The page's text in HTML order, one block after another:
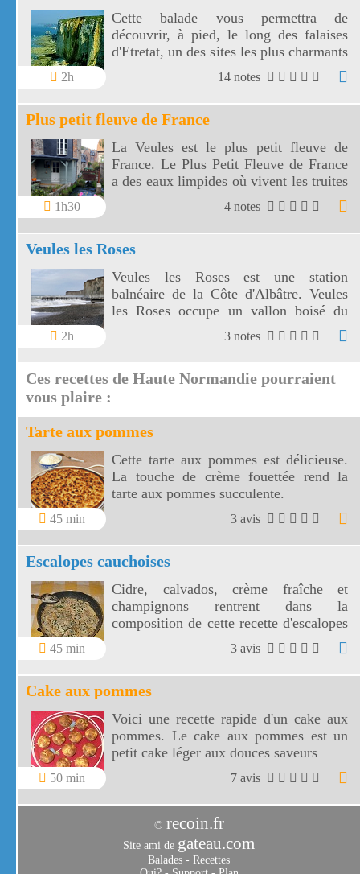
2h
Cette balade vous permettra de
découvrir, à pied, le long des falaises
d'Etretat, un des sites les plus charmants
de France. Suivez bien les chemins pour
respecter ce lieu car les falaises d'Etretat
sont très fréquentées.
14 notes
Plus petit fleuve de France
1h30
La Veules est le plus petit fleuve de
France. Le Plus Petit Fleuve de France
a des eaux limpides où vivent les truites
et où pousse le cresson.
4 notes
Veules les Roses
2h
Veules les Roses est une station
balnéaire de la Côte d'Albâtre. Veules
les Roses occupe un vallon boisé du
3 notes
Ces recettes de Haute Normandie pourraient
vous plaire :
Tarte aux pommes
45 min
Cette tarte aux pommes est délicieuse.
La touche de crème fouettée rend la
tarte aux pommes succulente.
3 avis
Escalopes cauchoises
45 min
Cidre, calvados, crème fraîche et
champignons rentrent dans la
composition de cette recette d'escalopes
cauchoises. Ces escalopes cauchoises
sont tout simplement savoureuses.
3 avis
Cake aux pommes
50 min
Voici une recette rapide d'un cake aux
pommes. Le cake aux pommes est un
petit cake léger aux douces saveurs
7 avis
© recoin.fr
Site ami de gateau.com
Balades - Recettes